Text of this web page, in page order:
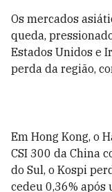
Os mercados
queda,
Estados Unidos e
perda da região,
Em Hong Kong, o
CSI 300 da China
do Sul, o Kospi
cedeu 0,36% após